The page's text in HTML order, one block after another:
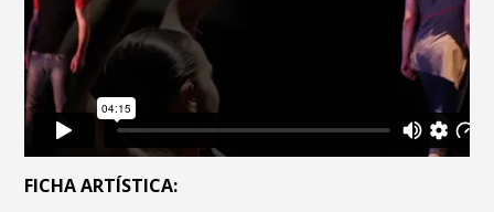
FICHA ARTÍSTICA: